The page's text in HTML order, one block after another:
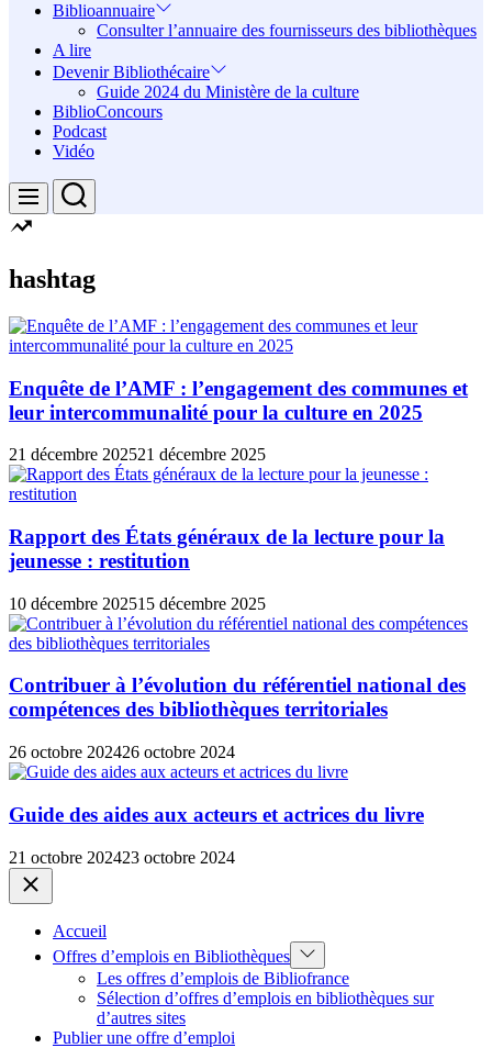
Biblioannuaire
Consulter l’annuaire des fournisseurs des bibliothèques
A lire
Devenir Bibliothécaire
Guide 2024 du Ministère de la culture
BiblioConcours
Podcast
Vidéo
Menu Search
hashtag
Enquête de l’AMF : l’engagement des communes et
leur intercommunalité pour la culture en 2025
21 décembre 202521 décembre 2025
Rapport des États généraux de la lecture pour la
jeunesse : restitution
10 décembre 202515 décembre 2025
Contribuer à l’évolution du référentiel national des
compétences des bibliothèques territoriales
26 octobre 202426 octobre 2024
Guide des aides aux acteurs et actrices du livre
21 octobre 202423 octobre 2024
Close
Accueil
Offres d’emplois en Bibliothèques Show
sub
menu
Les offres d’emplois de Bibliofrance
Sélection d’offres d’emplois en bibliothèques sur
d’autres sites
Publier une offre d’emploi